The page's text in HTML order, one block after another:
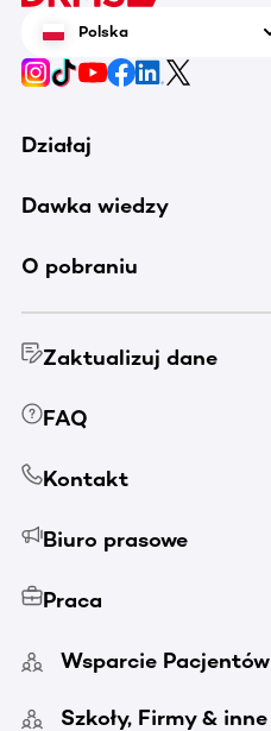
Polska
Działaj
Dawka wiedzy
O pobraniu
Zaktualizuj dane
FAQ
Kontakt
Biuro prasowe
Praca
Wsparcie Pacjentów
Szkoły, Firmy & inne